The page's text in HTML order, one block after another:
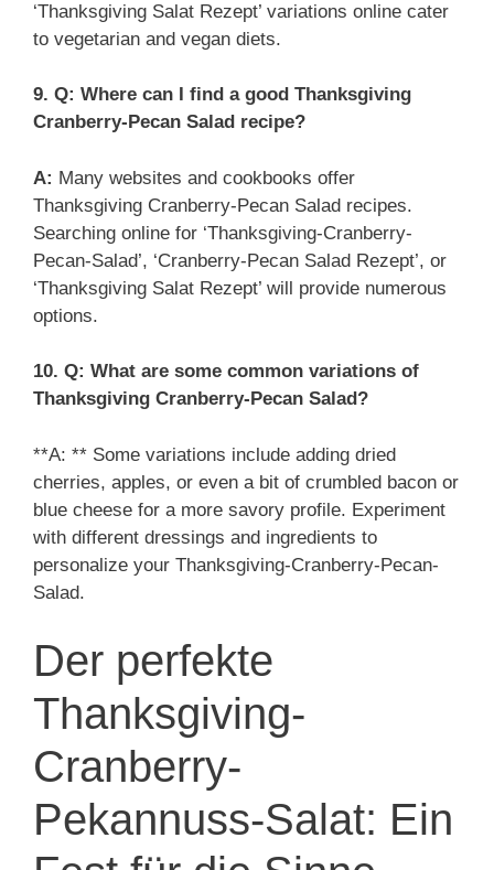
‘Thanksgiving Salat Rezept’ variations online cater
to vegetarian and vegan diets.
9. Q: Where can I find a good Thanksgiving
Cranberry-Pecan Salad recipe?
A: Many websites and cookbooks offer
Thanksgiving Cranberry-Pecan Salad recipes.
Searching online for ‘Thanksgiving-Cranberry-
Pecan-Salad’, ‘Cranberry-Pecan Salad Rezept’, or
‘Thanksgiving Salat Rezept’ will provide numerous
options.
10. Q: What are some common variations of
Thanksgiving Cranberry-Pecan Salad?
**A: ** Some variations include adding dried
cherries, apples, or even a bit of crumbled bacon or
blue cheese for a more savory profile. Experiment
with different dressings and ingredients to
personalize your Thanksgiving-Cranberry-Pecan-
Salad.
Der perfekte
Thanksgiving-
Cranberry-
Pekannuss-Salat: Ein